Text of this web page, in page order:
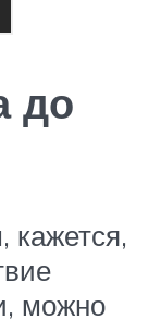
до
кажется,
можно